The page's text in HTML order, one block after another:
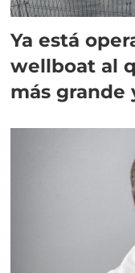
Ya está
wellboat al
más grande